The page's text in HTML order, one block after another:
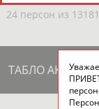
24 персон из 13181
ТАБЛО